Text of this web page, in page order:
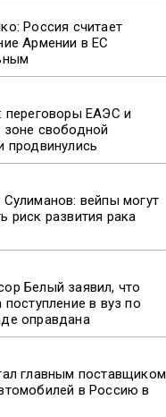
Россия считает
Армении в ЕС
переговоры ЕАЭС и
свободной
продвинулись
Сулиманов: вейпы могут
риск развития рака
Белый заявил, что
поступление в вуз по
оправдана
главным поставщиком
в Россию в